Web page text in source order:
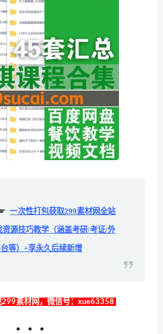
一次性打包获取299素材网全站
资源技巧教学（涵盖考研/考证/外
等）+享永久后续新增
素材网，微信号：xue63358